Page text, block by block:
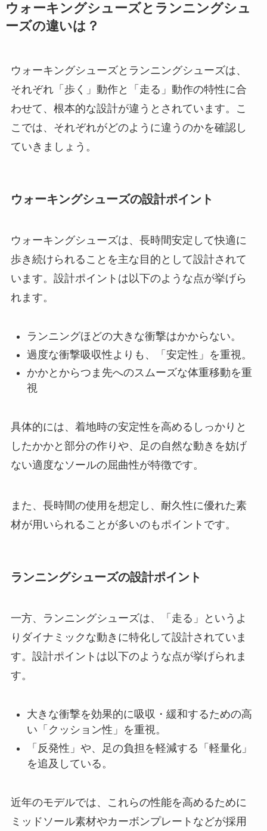
ウォーキングシューズとランニングシュ
ーズの違いは？
ウォーキングシューズとランニングシューズは、
それぞれ「歩く」動作と「走る」動作の特性に合
わせて、根本的な設計が違うとされています。こ
こでは、それぞれがどのように違うのかを確認し
ていきましょう。
ウォーキングシューズの設計ポイント
ウォーキングシューズは、長時間安定して快適に
歩き続けられることを主な目的として設計されて
います。設計ポイントは以下のような点が挙げら
れます。
ランニングほどの大きな衝撃はかからない。
過度な衝撃吸収性よりも、「安定性」を重視。
かかとからつま先へのスムーズな体重移動を重
視
具体的には、着地時の安定性を高めるしっかりと
したかかと部分の作りや、足の自然な動きを妨げ
ない適度なソールの屈曲性が特徴です。
また、長時間の使用を想定し、耐久性に優れた素
材が用いられることが多いのもポイントです。
ランニングシューズの設計ポイント
一方、ランニングシューズは、「走る」というよ
りダイナミックな動きに特化して設計されていま
す。設計ポイントは以下のような点が挙げられま
す。
大きな衝撃を効果的に吸収・緩和するための高
い「クッション性」を重視。
「反発性」や、足の負担を軽減する「軽量化」
を追及している。
近年のモデルでは、これらの性能を高めるために
ミッドソール素材やカーボンプレートなどが採用